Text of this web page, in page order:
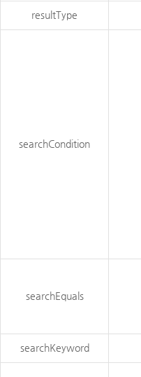
resultType
searchCondition
searchEquals
searchKeyword